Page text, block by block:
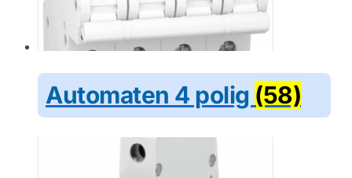
Automaten 4 polig (58)